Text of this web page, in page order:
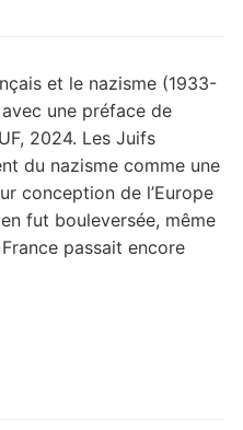
et le nazisme (1933-
une préface de
2024. Les Juifs
du nazisme comme une
conception de l’Europe
fut bouleversée, même
passait encore